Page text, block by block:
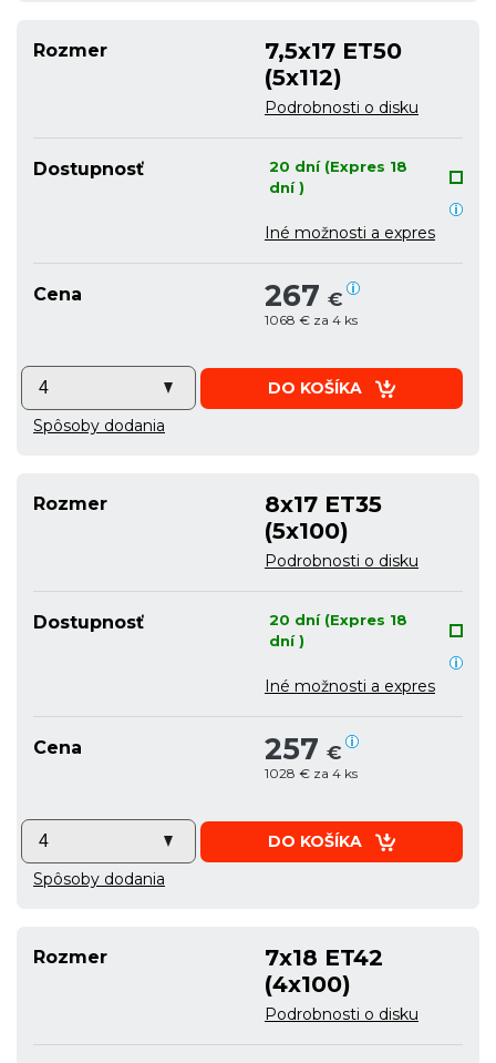
Rozmer
7,5x17 ET50
(5x112)
Podrobnosti o disku
Dostupnosť
20 dní (Expres 18
dní )
Iné možnosti a expres
Cena 267 €
1068 € za 4 ks
DO KOŠÍKA
Spôsoby dodania
Rozmer
8x17 ET35
(5x100)
Podrobnosti o disku
Dostupnosť
20 dní (Expres 18
dní )
Iné možnosti a expres
Cena 257 €
1028 € za 4 ks
DO KOŠÍKA
Spôsoby dodania
Rozmer
7x18 ET42
(4x100)
Podrobnosti o disku